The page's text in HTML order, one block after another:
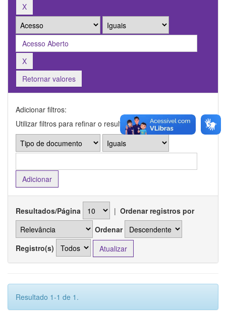
Retornar valores
Adicionar filtros:
Utilizar filtros para refinar o resultado de busca.
Resultados/Página | Ordenar registros por
Ordenar
Registro(s)
Resultado 1-1 de 1.